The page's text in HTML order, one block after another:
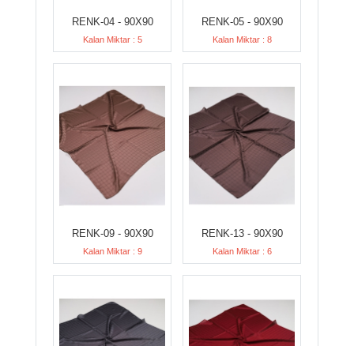
RENK-04 - 90X90
Kalan Miktar : 5
RENK-05 - 90X90
Kalan Miktar : 8
RENK-09 - 90X90
Kalan Miktar : 9
RENK-13 - 90X90
Kalan Miktar : 6